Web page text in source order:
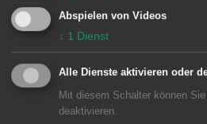
Unsere Anschrift
Abspielen von Videos
↓ 1 Dienst
Alle Dienste aktivieren oder
Mit diesem Schalter können
deaktivieren.